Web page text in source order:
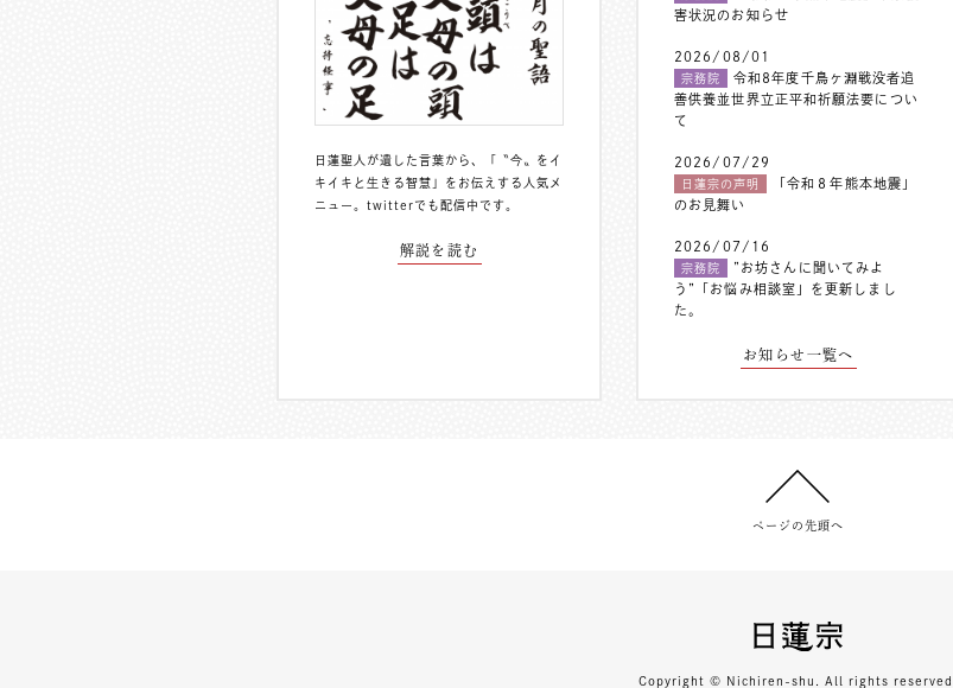
日蓮聖人が遺した言葉から、「〝今〟をイ
キイキと生きる智慧」をお伝えする人気メ
ニュー。 twitterでも配信中 です。
解説を読む
害状況のお知らせ
2026/08/01
宗務院
令和8年度千鳥ヶ淵戦没者追
善供養並世界立正平和祈願法要につい
て
2026/07/29
日蓮宗の声明
「令和８年熊本地震」
のお見舞い
2026/07/16
宗務院
”お坊さんに聞いてみよ
う”「お悩み相談室」を更新しまし
た。
お知らせ一覧へ
ページの先頭へ
Copyright © Nichiren-shu. All rights reserved.